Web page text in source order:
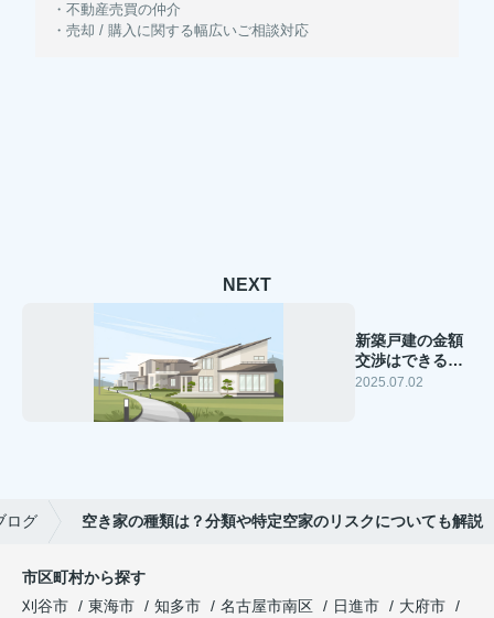
・不動産売買の仲介
・売却 / 購入に関する幅広いご相談対応
NEXT
新築戸建の金額
交渉はできる？
方法とタイミン
2025.07.02
ログ 空き家の種類は？分類や特定空家のリスクについても解説
市区町村から探す
刈谷市
東海市 知多市 名古屋市南区 日進市
大府市